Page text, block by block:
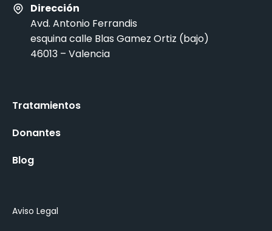
Dirección
Avd. Antonio Ferrandis
esquina calle Blas Gamez Ortiz (bajo)
46013 – Valencia
Tratamientos
Donantes
Blog
Aviso Legal